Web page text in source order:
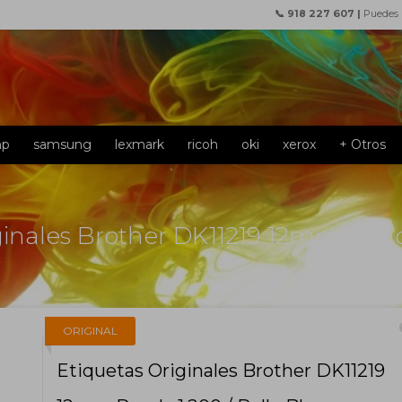
📞 918 227 607 | Puedes
samsung lexmark ricoh oki xerox + Otros
Brother DK11219 12mm
ORIGINAL
Etiquetas Originales Brother DK11219